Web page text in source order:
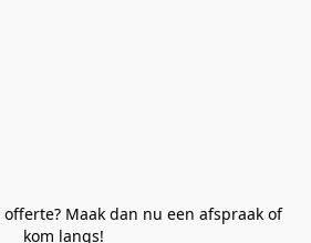
Maak dan nu een afspraak of
kom langs!